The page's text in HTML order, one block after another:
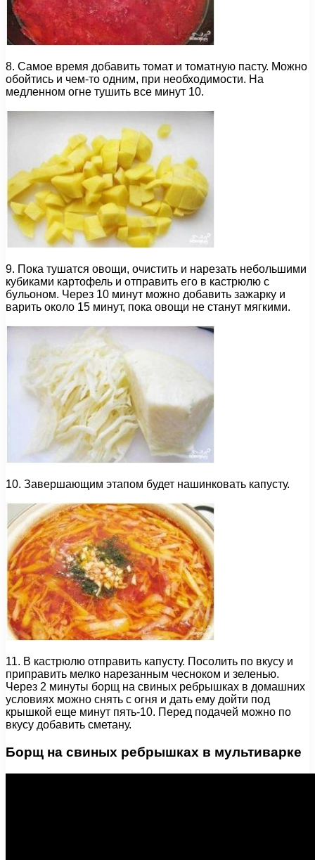
8. Самое время добавить томат и томатную пасту. Можно
обойтись и чем-то одним, при необходимости. На
медленном огне тушить все минут 10.
9. Пока тушатся овощи, очистить и нарезать небольшими
кубиками картофель и отправить его в кастрюлю с
бульоном. Через 10 минут можно добавить зажарку и
варить около 15 минут, пока овощи не станут мягкими.
10. Завершающим этапом будет нашинковать капусту.
11. В кастрюлю отправить капусту. Посолить по вкусу и
приправить мелко нарезанным чесноком и зеленью.
Через 2 минуты борщ на свиных ребрышках в домашних
условиях можно снять с огня и дать ему дойти под
крышкой еще минут пять-10. Перед подачей можно по
вкусу добавить сметану.
Борщ на свиных ребрышках в мультиварке